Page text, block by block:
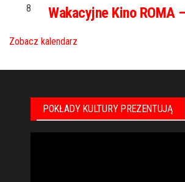
8
Wakacyjne Kino ROMA
Zobacz kalendarz
POKŁADY KULTURY PREZENTUJĄ